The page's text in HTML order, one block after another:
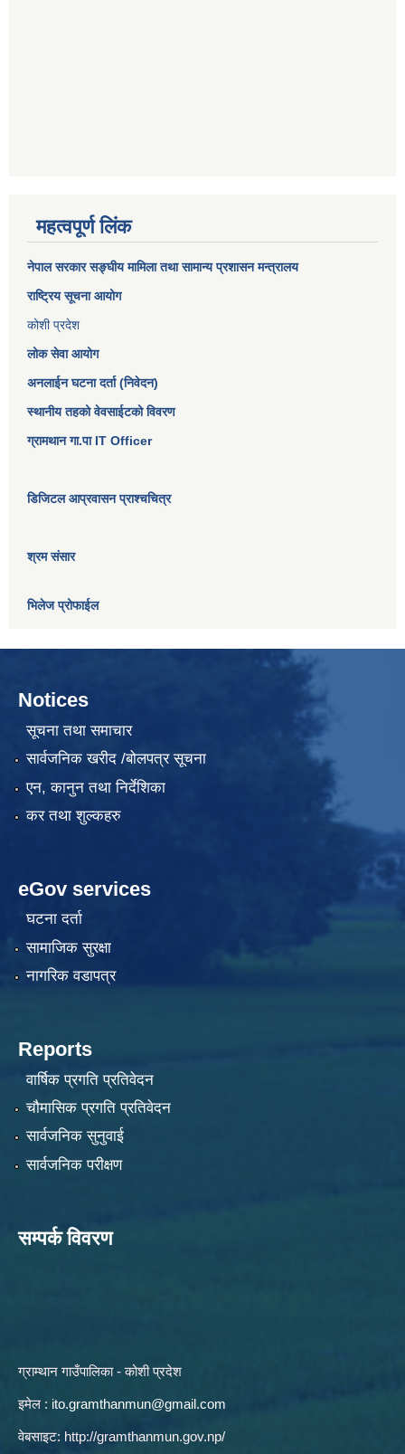
महत्वपूर्ण लिंक
नेपाल सरकारसङ्घीय मामिला तथा सामान्य प्रशासन मन्त्रालय
राष्ट्रिय सूचना आयोग
कोशी प्रदेश
लोक सेवा आयोग
अनलाईन घटना दर्ता (निवेदन)
स्थानीय तहको वेवसाईटको विवरण
ग्रामथान गा.पा IT Officer
डिजिटल आप्रवासन प्राश्चचित्र
श्रम संसार
भिलेज प्रोफाईल
Notices
सूचना तथा समाचार
सार्वजनिक खरीद /बोलपत्र सूचना
एन, कानुन तथा निर्देशिका
कर तथा शुल्कहरु
eGov services
घटना दर्ता
सामाजिक सुरक्षा
नागरिक वडापत्र
Reports
वार्षिक प्रगति प्रतिवेदन
चौमासिक प्रगति प्रतिवेदन
सार्वजनिक सुनुवाई
सार्वजनिक परीक्षण
सम्पर्क विवरण
ग्राम्थान गाउँपालिका - कोशी प्रदेश
इमेल : ito.gramthanmun@gmail.com
वेबसाइट: http://gramthanmun.gov.np/